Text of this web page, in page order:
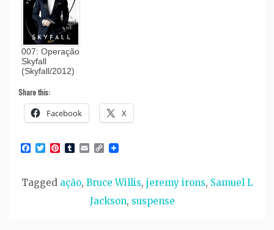
007: Operação
Skyfall
(Skyfall/2012)
Share this:
Facebook X
Facebook
Twitter
Pinterest
Tumblr
EmailCopy
Tagged ação, Bruce Willis, jeremy irons, Samuel L
Jackson, suspense